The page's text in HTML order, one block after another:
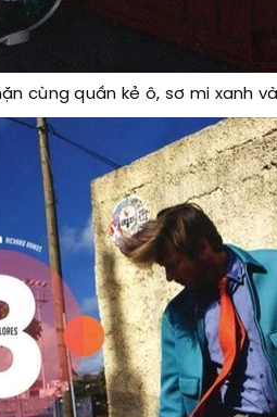
cùng quần kẻ ô, sơ mi xanh